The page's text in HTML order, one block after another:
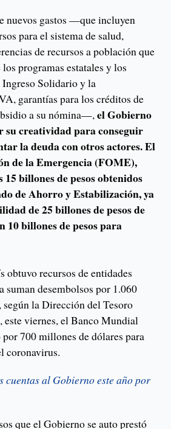
nuevos gastos —que incluyen
para el sistema de salud,
de recursos a población que
programas estatales y los
Ingreso Solidario y la
garantías para los créditos de
a su nómina—,el Gobierno
su creatividad para conseguir
la deuda con otros actores. El
de la Emergencia (FOME),
15 billones de pesos obtenidos
de Ahorro y Estabilización, ya
de 25 billones de pesos de
10 billones de pesos para
obtuvo recursos de entidades
suman desembolsos por 1.060
la Dirección del Tesoro
este viernes, el Banco Mundial
700 millones de dólares para
coronavirus.
cuentas al Gobierno este año por
que el Gobierno se auto prestó